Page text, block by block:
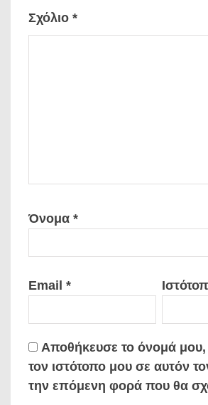
Σχόλιο *
Όνομα *
Email *
Αποθήκευσε το όνομά μου,
τον ιστότοπο μου σε αυτόν
την επόμενη φορά που θα